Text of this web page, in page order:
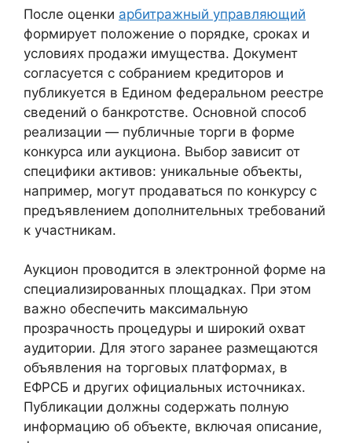
После оценки арбитражный управляющий
формирует положение о порядке, сроках и
условиях продажи имущества. Документ
согласуется с собранием кредиторов и
публикуется в Едином федеральном реестре
сведений о банкротстве. Основной способ
реализации — публичные торги в форме
конкурса или аукциона. Выбор зависит от
специфики активов: уникальные объекты,
например, могут продаваться по конкурсу с
предъявлением дополнительных требований
к участникам.
Аукцион проводится в электронной форме на
специализированных площадках. При этом
важно обеспечить максимальную
прозрачность процедуры и широкий охват
аудитории. Для этого заранее размещаются
объявления на торговых платформах, в
ЕФРСБ и других официальных источниках.
Публикации должны содержать полную
информацию об объекте, включая описание,